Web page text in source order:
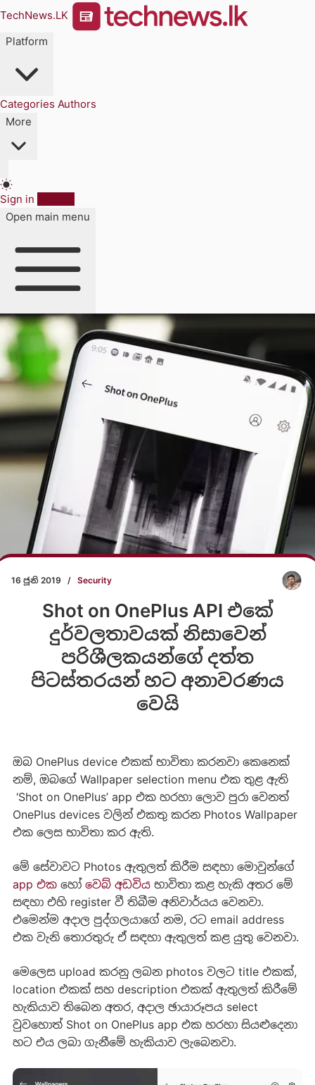
TechNews.LK
Platform
Categories Authors
More
Sign in
Open main menu
16 ජූනි 2019 / Security
Shot on OnePlus API එකේ
දුර්වලතාවයක් නිසාවෙන්
පරිශීලකයන්ගේ දත්ත
පිටස්තරයන් හට අනාවරණය
වෙයි
ඔබ OnePlus device එකක් භාවිතා කරනවා කෙනෙක්
නම්, ඔබගේ Wallpaper selection menu එක තුළ ඇති
‘Shot on OnePlus’ app එක හරහා ලොව පුරා වෙනත්
OnePlus devices වලින් එකතු කරන Photos Wallpaper
එක ලෙස භාවිතා කර ඇති.
මේ සේවාවට Photos ඇතුලත් කිරීම සඳහා මොවුන්ගේ
app එකහෝ වෙබ් අඩවියභාවිතා කළ හැකි අතර මේ
සඳහා එහි register වී තිබීම අනිවාර්යය වෙනවා.
එමෙන්ම අදාල පුද්ගලයාගේ නම, රට email address
එක වැනි තොරතුරු ඒ සඳහා ඇතුලත් කළ යුතු වෙනවා.
මෙලෙස upload කරනු ලබන photos වලට title එකක්,
location එකක් සහ description එකක් ඇතුලත් කිරීමේ
හැකියාව තිබෙන අතර, අදාල ඡායාරූපය select
වුවහොත් Shot on OnePlus app එක හරහා සියළුදෙනා
හට එය ලබා ගැනීමේ හැකියාව ලැබෙනවා.